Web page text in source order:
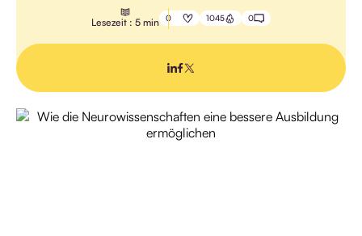
ALLE
NEUIGKEITEN
Lesezeit : 5 min 0 1045 0